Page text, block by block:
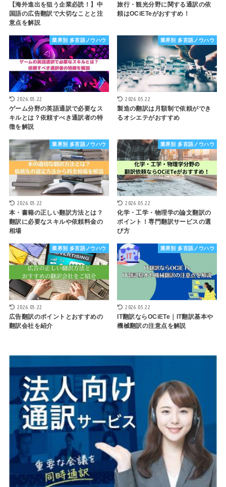
【海外進出を狙う企業必読！】中
国語の広告翻訳で大切なことと注
意点を解説
旅行・観光分野に関する通訳の依
頼はOCiETeがおすすめ！
業界別 多言語ノウハウ
2026.05.22
ゲーム分野の英語通訳で必要なス
キルとは？依頼すべき通訳者の特
徴を解説
業界別 多言語ノウハウ
2026.05.22
製造の翻訳は月額制で依頼ができ
るオシエテがおすすめ
業界別 多言語ノウハウ
2026.05.22
本・書籍の正しい翻訳方法とは？
翻訳に必要なスキルや依頼料金の
相場
業界別 多言語ノウハウ
2026.05.22
化学・工学・物理学の論文翻訳の
ポイント！専門翻訳サービスの選
び方
業界別 多言語ノウハウ
2026.05.22
広告翻訳のポイントとおすすめの
翻訳会社を紹介
業界別 多言語ノウハウ
2026.05.22
IT翻訳ならOCiETe｜IT翻訳基本や
機械翻訳の注意点を解説